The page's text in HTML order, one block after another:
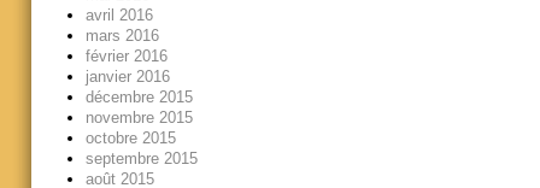
avril 2016
mars 2016
février 2016
janvier 2016
décembre 2015
novembre 2015
octobre 2015
septembre 2015
août 2015